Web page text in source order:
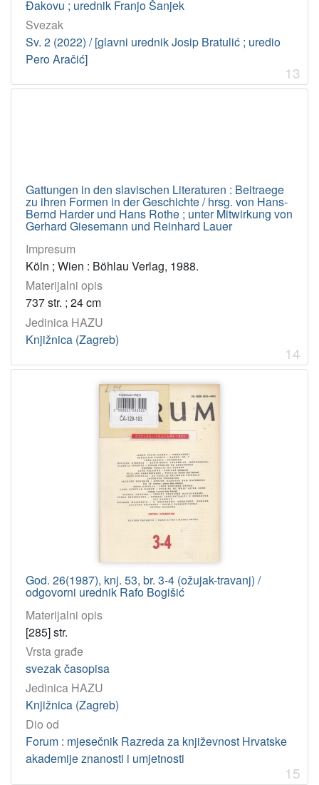
Đakovu ; urednik Franjo Šanjek
Svezak
Sv. 2 (2022) / [glavni urednik Josip Bratulić ; uredio
Pero Aračić]
13
Gattungen in den slavischen Literaturen : Beitraege
zu ihren Formen in der Geschichte / hrsg. von Hans-
Bernd Harder und Hans Rothe ; unter Mitwirkung von
Gerhard Giesemann und Reinhard Lauer
Impresum
Köln ; Wien : Böhlau Verlag, 1988.
Materijalni opis
737 str. ; 24 cm
Jedinica HAZU
Knjižnica (Zagreb)
14
God. 26(1987), knj. 53, br. 3-4 (ožujak-travanj) /
odgovorni urednik Rafo Bogišić
Materijalni opis
[285] str.
Vrsta građe
svezak časopisa
Jedinica HAZU
Knjižnica (Zagreb)
Dio od
Forum : mjesečnik Razreda za književnost Hrvatske
akademije znanosti i umjetnosti
15